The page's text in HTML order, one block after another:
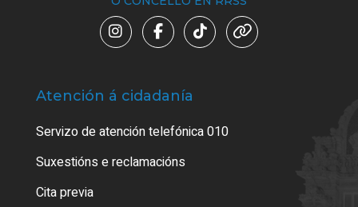
Atención á cidadanía
Servizo de atención telefónica 010
Suxestións e reclamacións
Cita previa